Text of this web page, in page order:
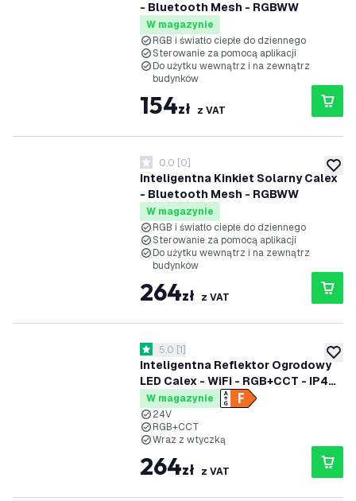
- Bluetooth Mesh - RGBWW
W magazynie
RGB i światło ciepłe do dziennego
Sterowanie za pomocą aplikacji
Do użytku wewnątrz i na zewnątrz
budynków
154zł z VAT
dodaj
Inteligentna Kinkiet Solarny Calex
- Bluetooth Mesh - RGBWW
0 Gwiazdki oceny
0.0 [0]
W magazynie
RGB i światło ciepłe do dziennego
Sterowanie za pomocą aplikacji
Do użytku wewnątrz i na zewnątrz
budynków
264zł z VAT
dodaj
Inteligentna Reflektor Ogrodowy
LED Calex - WiFi - RGB+CCT - IP44
- Oświetlenie ścieżek
otwórz panel recenzji
5 Gwiazdki oceny
5.0 [1]
W magazynie
24V
RGB+CCT
Wraz z wtyczką
264zł z VAT